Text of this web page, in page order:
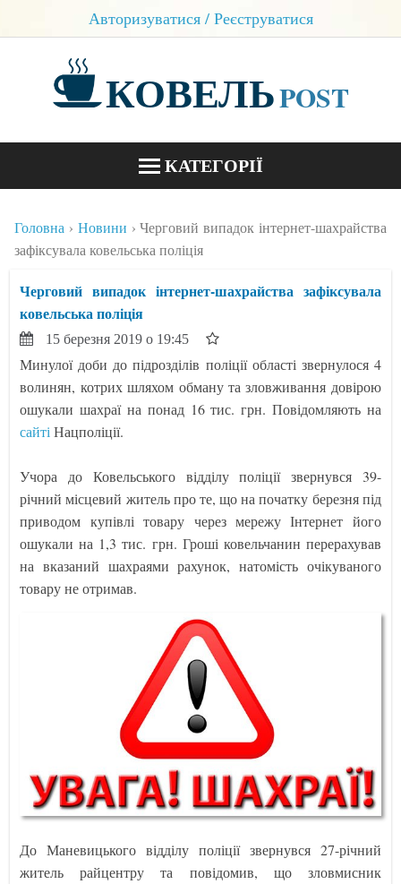
Авторизуватися / Реєструватися
КОВЕЛЬPOST
КАТЕГОРІЇ
БЛОГИ
Головна Новини
Черговий випадок інтернет-шахрайства
зафіксувала ковельська поліція
Черговий випадок інтернет-шахрайства зафіксувала
ковельська поліція
15 березня 2019 о 19:45
Минулої доби до підрозділів поліції області звернулося 4
волинян, котрих шляхом обману та зловживання довірою
ошукали шахраї на понад 16 тис. грн. Повідомляють на
сайті Нацполіції.
Учора до Ковельського відділу поліції звернувся 39-
річний місцевий житель про те, що на початку березня під
приводом купівлі товару через мережу Інтернет його
ошукали на 1,3 тис. грн. Гроші ковельчанин перерахував
на вказаний шахраями рахунок, натомість очікуваного
товару не отримав.
До Маневицького відділу поліції звернувся 27-річний
житель райцентру та повідомив, що зловмисник